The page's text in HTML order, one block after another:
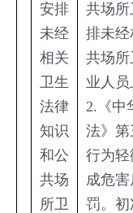
安排
未经
相关
卫生
法律
知识
和公
共场
所卫
共场
排未
共场所
业人员
2.《中
法》
行为
成危
罚。